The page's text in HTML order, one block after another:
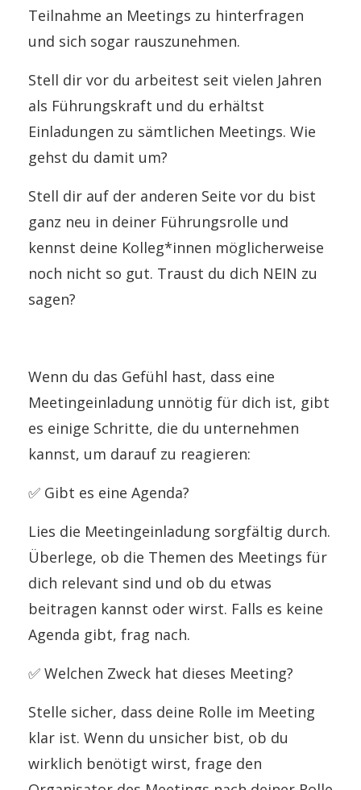
Teilnahme an Meetings zu hinterfragen
und sich sogar rauszunehmen.
Stell dir vor du arbeitest seit vielen Jahren
als Führungskraft und du erhältst
Einladungen zu sämtlichen Meetings. Wie
gehst du damit um?
Stell dir auf der anderen Seite vor du bist
ganz neu in deiner Führungsrolle und
kennst deine Kolleg*innen möglicherweise
noch nicht so gut. Traust du dich NEIN zu
sagen?
Wenn du das Gefühl hast, dass eine
Meetingeinladung unnötig für dich ist, gibt
es einige Schritte, die du unternehmen
kannst, um darauf zu reagieren:
✅ Gibt es eine Agenda?
Lies die Meetingeinladung sorgfältig durch.
Überlege, ob die Themen des Meetings für
dich relevant sind und ob du etwas
beitragen kannst oder wirst. Falls es keine
Agenda gibt, frag nach.
✅ Welchen Zweck hat dieses Meeting?
Stelle sicher, dass deine Rolle im Meeting
klar ist. Wenn du unsicher bist, ob du
wirklich benötigt wirst, frage den